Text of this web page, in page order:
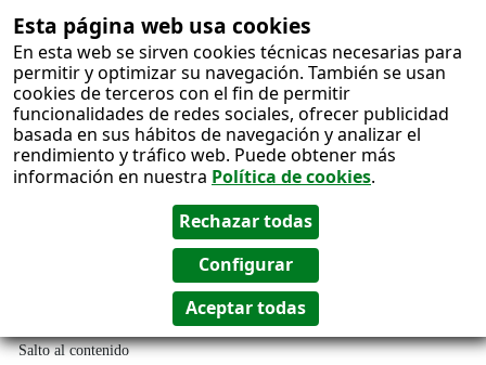
Esta página web usa cookies
En esta web se sirven cookies técnicas necesarias para
permitir y optimizar su navegación. También se usan
cookies de terceros con el fin de permitir
funcionalidades de redes sociales, ofrecer publicidad
basada en sus hábitos de navegación y analizar el
rendimiento y tráfico web. Puede obtener más
información en nuestra Política de cookies.
Salto al contenido